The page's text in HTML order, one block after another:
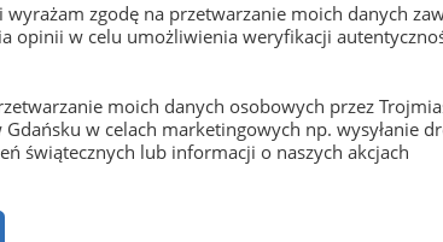
i wyrażam zgodę na przetwarzanie moich danych
opinii w celu umożliwienia weryfikacji
moich danych osobowych przez
Gdańsku w celach marketingowych np. wysyłanie
świątecznych lub informacji o naszych akcjach